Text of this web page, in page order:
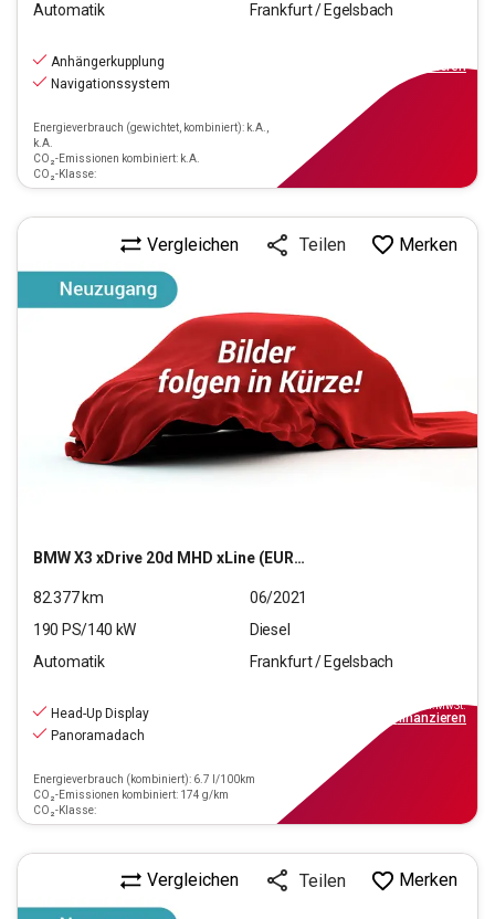
Automatik
Frankfurt / Egelsbach
Anhängerkupplung
Navigationssystem
Energieverbrauch (gewichtet, kombiniert): k.A.,
k.A.
CO₂-Emissionen kombiniert: k.A.
CO₂-Klasse:
finanzieren
BMWX3 xDrive 20d MHD xLine (EURO 6d)
Vergleichen Teilen Merken
82.377km
06/2021
190 PS/140 kW
Diesel
Automatik
Frankfurt / Egelsbach
Head-Up Display
Panoramadach
Energieverbrauch (kombiniert): 6.7 l/100km
CO₂-Emissionen kombiniert: 174 g/km
CO₂-Klasse:
inkl.MwSt.
finanzieren
Vergleichen Teilen Merken